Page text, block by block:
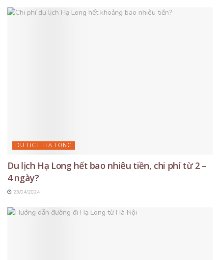
DU LỊCH HẠ LONG
Du lịch Hạ Long hết bao nhiêu tiền, chi phí từ 2 –
4 ngày?
23/04/2024